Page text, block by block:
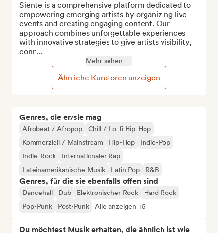
Genres, die er/sie mag
Afrobeat / Afropop
Chill / Lo-fi Hip-Hop
Kommerziell / Mainstream
Hip-Hop
Indie-Pop
Indie-Rock
Internationaler Rap
Lateinamerikanische Musik
Latin Pop R&B
Genres, für die sie ebenfalls offen sind
Dancehall Dub Elektronischer Rock
Hard Rock
Pop-Punk
Post-Punk Alle anzeigen +5
Du möchtest Musik erhalten, die ähnlich ist wie
Siente is a comprehensive platform dedicated to
empowering emerging artists by organizing live
events and creating engaging content. Our
approach combines unforgettable experiences
with innovative strategies to give artists visibility,
conn...
Mehr sehen
Ähnliche Kuratoren anzeigen